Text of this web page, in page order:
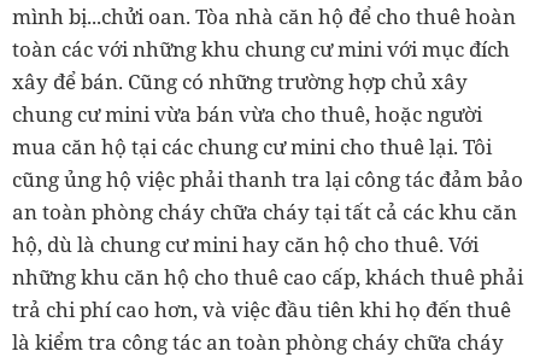
mình bị...chửi oan. Tòa nhà căn hộ để cho thuê hoàn
toàn các với những khu chung cư mini với mục đích
xây để bán. Cũng có những trường hợp chủ xây
chung cư mini vừa bán vừa cho thuê, hoặc người
mua căn hộ tại các chung cư mini cho thuê lại. Tôi
cũng ủng hộ việc phải thanh tra lại công tác đảm bảo
an toàn phòng cháy chữa cháy tại tất cả các khu căn
hộ, dù là chung cư mini hay căn hộ cho thuê. Với
những khu căn hộ cho thuê cao cấp, khách thuê phải
trả chi phí cao hơn, và việc đầu tiên khi họ đến thuê
là kiểm tra công tác an toàn phòng cháy chữa cháy